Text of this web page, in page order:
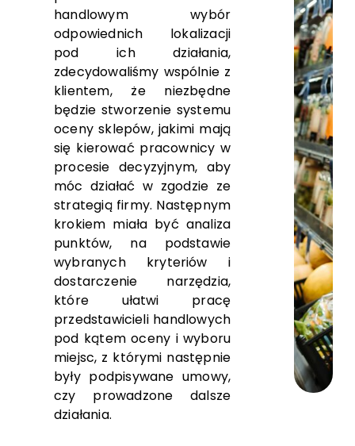
handlowym wybór
odpowiednich lokalizacji
pod ich działania,
zdecydowaliśmy wspólnie z
klientem, że niezbędne
będzie stworzenie systemu
oceny sklepów, jakimi mają
się kierować pracownicy w
procesie decyzyjnym, aby
móc działać w zgodzie ze
strategią firmy. Następnym
krokiem miała być analiza
punktów, na podstawie
wybranych kryteriów i
dostarczenie narzędzia,
które ułatwi pracę
przedstawicieli handlowych
pod kątem oceny i wyboru
miejsc, z którymi następnie
były podpisywane umowy,
czy prowadzone dalsze
działania.